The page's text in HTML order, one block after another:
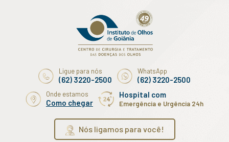
Ligue para nós
(62) 3220-2500
WhatsApp
(62) 3220-2500
Onde estamos
Como chegar
Hospital com
Emergência e Urgência 24h
Nós ligamos para você!